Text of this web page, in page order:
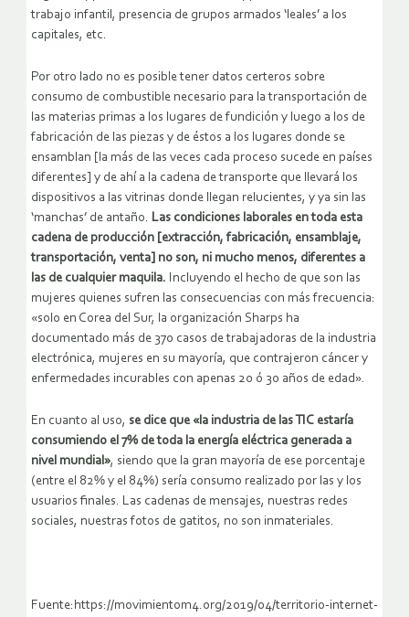
trabajo infantil, presencia de grupos armados ‘leales’ a los
capitales, etc.
Por otro lado no es posible tener datos certeros sobre
consumo de combustible necesario para la transportación de
las materias primas a los lugares de fundición y luego a los de
fabricación de las piezas y de éstos a los lugares donde se
ensamblan [la más de las veces cada proceso sucede en países
diferentes] y de ahí a la cadena de transporte que llevará los
dispositivos a las vitrinas donde llegan relucientes, y ya sin las
‘manchas’ de antaño. Las condiciones laborales en toda esta
cadena de producción [extracción, fabricación, ensamblaje,
transportación, venta] no son, ni mucho menos, diferentes a
las de cualquier maquila. Incluyendo el hecho de que son las
mujeres quienes sufren las consecuencias con más frecuencia:
«solo en Corea del Sur, la organización Sharps ha
documentado más de 370 casos de trabajadoras de la industria
electrónica, mujeres en su mayoría, que contrajeron cáncer y
enfermedades incurables con apenas 20 ó 30 años de edad».
En cuanto al uso, se dice que «la industria de las TIC estaría
consumiendo el 7% de toda la energía eléctrica generada a
nivel mundial», siendo que la gran mayoría de ese porcentaje
(entre el 82% y el 84%) sería consumo realizado por las y los
usuarios finales. Las cadenas de mensajes, nuestras redes
sociales, nuestras fotos de gatitos, no son inmateriales.
Fuente:https://movimientom4.org/2019/04/territorio-internet-